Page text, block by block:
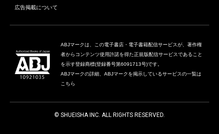
広告掲載について
ABJマークは、この電子書店・電子書籍配信サービスが、著作権
者からコンテンツ使用許諾を得た正規版配信サービスであること
を示す登録商標(登録番号第6091713号)です。
ABJマークの詳細、ABJマークを掲示しているサービスの一覧は
こちら
© SHUEISHA INC. ALL RIGHTS RESERVED.